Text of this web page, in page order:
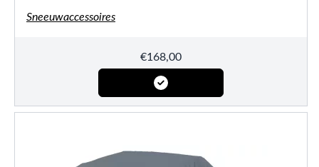
Sneeuwaccessoires
€168,00